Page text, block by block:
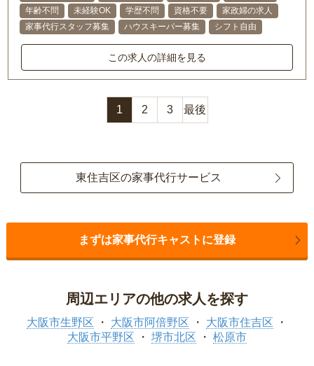
年齢不問
未経験OK 学歴不問 資格不要
家政婦の求人
家事代行スタッフ募集
ハウスキーパー募集 シフト自由
この求人の詳細を見る
1 2 3 最後
東住吉区の家事代行サービス
まずは家事代行キャストに登録
周辺エリアの他の求人を探す
大阪市生野区 大阪市阿倍野区
大阪市住吉区
大阪市平野区
堺市北区 松原市